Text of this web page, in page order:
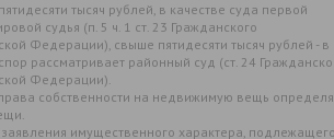
тысяч рублей, в качестве суда первой
судья (п. 5 ч. 1 ст. 23 Гражданского
Федерации), свыше пятидесяти тысяч рублей - в
рассматривает районный суд (ст. 24
Федерации).
собственности на недвижимую вещь
имущественного характера, подлежащего